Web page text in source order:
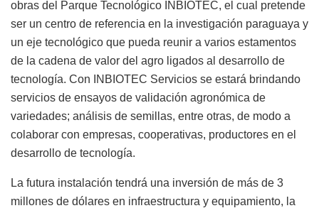
obras del Parque Tecnológico INBIOTEC, el cual pretende
ser un centro de referencia en la investigación paraguaya y
un eje tecnológico que pueda reunir a varios estamentos
de la cadena de valor del agro ligados al desarrollo de
tecnología. Con INBIOTEC Servicios se estará brindando
servicios de ensayos de validación agronómica de
variedades; análisis de semillas, entre otras, de modo a
colaborar con empresas, cooperativas, productores en el
desarrollo de tecnología.
La futura instalación tendrá una inversión de más de 3
millones de dólares en infraestructura y equipamiento, la